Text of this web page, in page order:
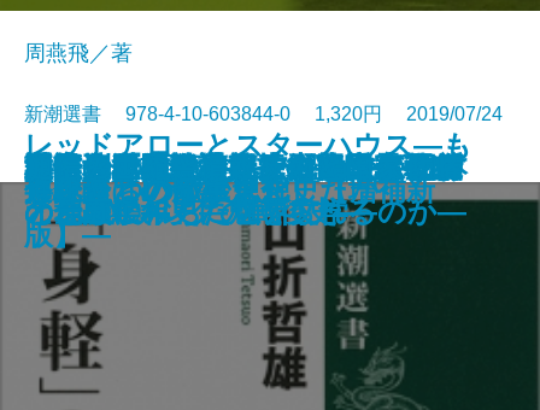
激甚気象はなぜ起こる
日本文学を読む・日本の面影
国家・企業・通貨―グローバリズ
ムの不都合な未来―
秘密資金の戦後政党史―米露公文
書に刻まれた「依存」の系譜―
直筆の漱石―発掘された文豪のお
宝―
「悟り体験」を読む―大乗仏教で
覚醒した人々―
日本列島回復論―この国で生き続
けるために―
宮沢賢治 デクノボーの叡知
野生化するイノベーション―日本
経済「失われた20年」を超える―
貧困専業主婦
周燕飛／著
新潮選書 978-4-10-603844-0 1,320円 2019/07/24
「身軽」の哲学
世界地図を読み直す―協力と均衡
の地政学―
マネーの魔術史―支配者はなぜ
「金融緩和」に魅せられるのか―
冗談音楽の怪人・三木鶏郎―ラジ
オとCMソングの戦後史―
レッドアローとスターハウス―も
うひとつの戦後思想史【増補新
版】―
兵隊たちの陸軍史
修験道という生き方
進化論はいかに進化したか
謎とき『風と共に去りぬ』―矛盾
と葛藤にみちた世界文学―
通信の世紀―情報技術と国家戦略
の一五〇年史―